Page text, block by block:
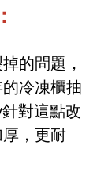
的問題，
冷凍櫃抽
對這點改
，更耐